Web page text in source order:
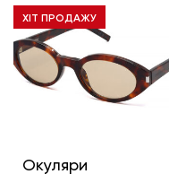
ХІТ ПРОДАЖУ
Окуляри